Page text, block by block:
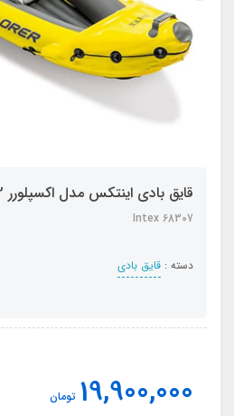
قایق بادی اینتکس مدل اکسپلورر K2
Intex 68307
دسته : قایق بادی
19,900,000 تومان